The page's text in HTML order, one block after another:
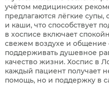
учётом медицинских
предлагаются лёгкие
и каши, что способствует
в хосписе включает
свежем воздухе и общение
поддерживать душевное
качество жизни. Хоспис в
каждый пациент получает
помощь, но и поддержку в